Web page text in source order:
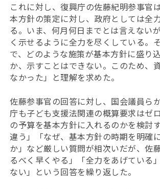
これに対し、復興庁の佐藤紀明参事官
本方針の策定に対し、政府としては全
る。いま、何月何日までとは言えない
く示せるように全力を尽くしている。
で、どのような施策が基本方針に盛り
か、示すことはできない。このため、
なかった」と理解を求めた。
佐藤参事官の回答に対し、国会議員ら
庁も子ども支援法関連の概算要求はゼ
の予算を基本方針に入れるのかを検討
違う」「なぜ、基本方針の時期を明確
か」など厳しい質問が相次いだが、佐
るべく早くやる」「全力をあげている
ない」という回答を繰り返した。